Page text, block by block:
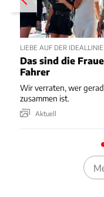
LIEBE AUF DER IDEALLINIE
Das sind die
Fahrer
Wir verraten, wer
zusammen ist.
Aktuell